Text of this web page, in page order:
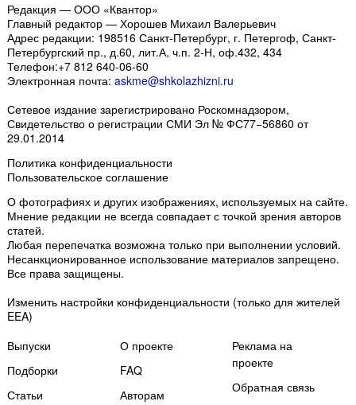
Редакция — ООО «Квантор»
Главный редактор — Хорошев Михаил Валерьевич
Адрес редакции: 198516 Санкт-Петербург, г. Петергоф, Санкт-
Петербургский пр., д.60, лит.А, ч.п. 2-Н, оф.432, 434
Телефон:+7 812 640-06-60
Электронная почта: askme@shkolazhizni.ru
Сетевое издание зарегистрировано Роскомнадзором,
Свидетельство о регистрации СМИ Эл № ФС77−56860 от
29.01.2014
Политика конфиденциальности
Пользовательское соглашение
О фотографиях и других изображениях, используемых на сайте.
Мнение редакции не всегда совпадает с точкой зрения авторов
статей.
Любая перепечатка возможна только при выполнении условий.
Несанкционированное использование материалов запрещено.
Все права защищены.
Изменить настройки конфиденциальности (только для жителей
EEA)
Выпуски
Подборки
Статьи
О проекте
FAQ
Авторам
Реклама на
проекте
Обратная связь